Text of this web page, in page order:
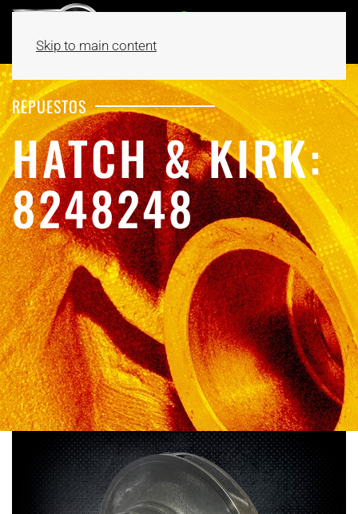
Skip to main content
REPUESTOS
HATCH & KIRK:
8248248